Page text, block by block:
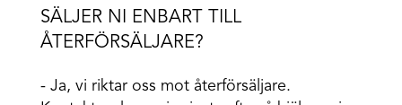
SÄLJER NI ENBART TILL
ÅTERFÖRSÄLJARE?
- Ja, vi riktar oss mot återförsäljare.